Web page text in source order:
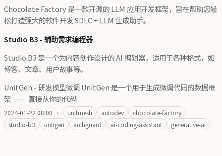
Chocolate Factory 是一款开源的 LLM 应用开发框架，旨在帮助您轻
松打造强大的软件开发 SDLC + LLM 生成助手。
Studio B3 - 辅助需求编程器
Studio B3 是一个为内容创作设计的 AI 编辑器，适用于各种格式，如
博客、文章、用户故事等。
UnitGen - 研发模型微调 UnitGen 是一个用于生成微调代码的数据框
架 —— 直接从你的代码
2024-01-22 08:00 · unitmesh autodev
chocolate-factory
studio-b3
unitgen archguard ai-coding-assistant generative-ai